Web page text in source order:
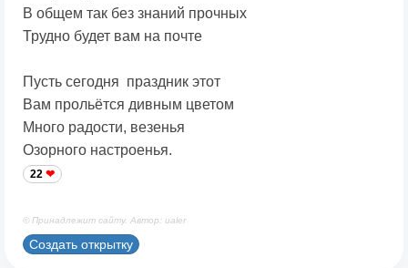
В общем так без знаний прочных
Трудно будет вам на почте
Пусть сегодня праздник этот
Вам прольётся дивным цветом
Много радости, везенья
Озорного настроенья.
22
© Принадлежит сайту. Автор: ualer
Создать открытку